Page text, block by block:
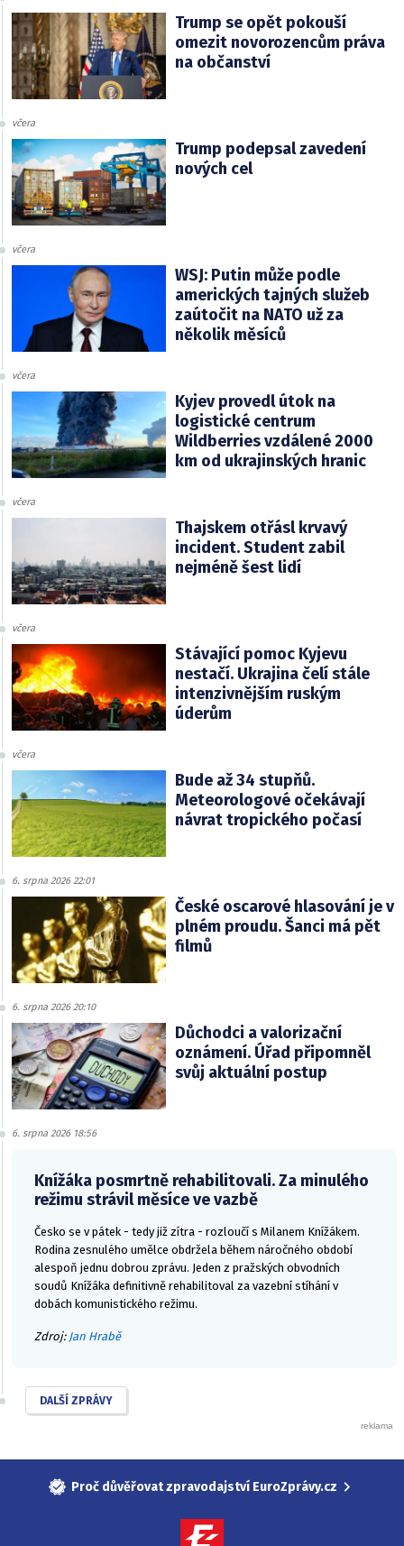
Trump se opět pokouší
omezit novorozencům práva
na občanství
včera
Trump podepsal zavedení
nových cel
včera
WSJ: Putin může podle
amerických tajných služeb
zaútočit na NATO už za
několik měsíců
včera
Kyjev provedl útok na
logistické centrum
Wildberries vzdálené 2000
km od ukrajinských hranic
včera
Thajskem otřásl krvavý
incident. Student zabil
nejméně šest lidí
včera
Stávající pomoc Kyjevu
nestačí. Ukrajina čelí stále
intenzivnějším ruským
úderům
včera
Bude až 34 stupňů.
Meteorologové očekávají
návrat tropického počasí
6. srpna 2026 22:01
České oscarové hlasování je v
plném proudu. Šanci má pět
filmů
6. srpna 2026 20:10
Důchodci a valorizační
oznámení. Úřad připomněl
svůj aktuální postup
6. srpna 2026 18:56
Knížáka posmrtně rehabilitovali. Za minulého
režimu strávil měsíce ve vazbě
Česko se v pátek - tedy již zítra - rozloučí s Milanem Knížákem.
Rodina zesnulého umělce obdržela během náročného období
alespoň jednu dobrou zprávu. Jeden z pražských obvodních
soudů Knížáka definitivně rehabilitoval za vazební stíhání v
dobách komunistického režimu.
Zdroj: Jan Hrabě
DALŠÍ ZPRÁVY
Proč důvěřovat zpravodajství EuroZprávy.cz